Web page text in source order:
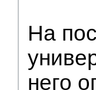
На
него